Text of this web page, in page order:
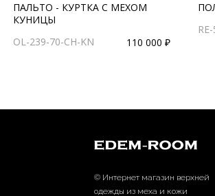
ПАЛЬТО - КУРТКА С МЕХОМ
КУНИЦЫ
OL-239-70-CH-KN
110 000 ₽
© Интернет магазин верхней
одежды из меха и кожи